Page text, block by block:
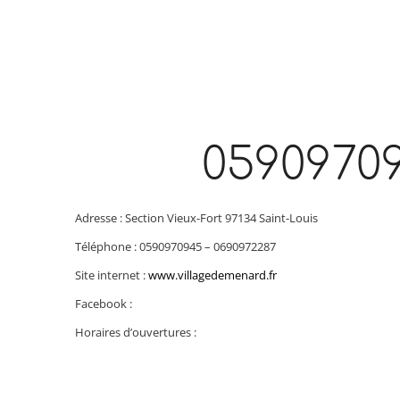
Adresse : Section Vieux-Fort 97134 Saint-Louis
Téléphone : 0590970945 – 0690972287
Site internet :www.villagedemenard.fr
Facebook :
Horaires d’ouvertures :